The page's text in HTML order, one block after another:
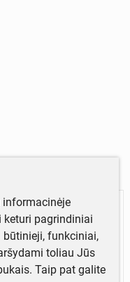
spalvos.
su aukso spalvos
informacinėje
keturi pagrindiniai
būtinieji, funkciniai,
toliau Jūs
Taip pat galite